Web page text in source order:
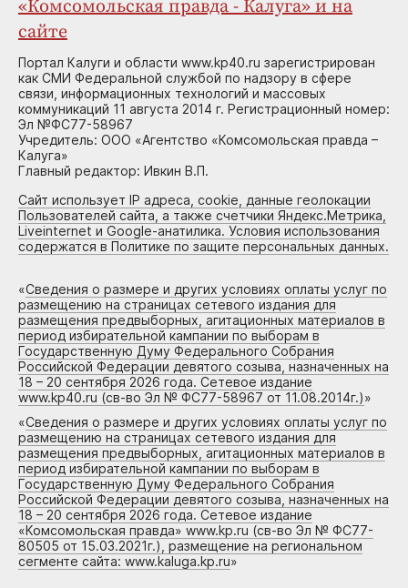
«Комсомольская правда - Калуга» и на
сайте
Портал Калуги и области www.kp40.ru зарегистрирован
как СМИ Федеральной службой по надзору в сфере
связи, информационных технологий и массовых
коммуникаций 11 августа 2014 г. Регистрационный номер:
Эл №ФС77-58967
Учредитель: ООО «Агентство «Комсомольская правда –
Калуга»
Главный редактор: Ивкин В.П.
Сайт использует IP адреса, cookie, данные геолокации
Пользователей сайта, а также счетчики Яндекс.Метрика,
Liveinternet и Google-анатилика. Условия использования
содержатся в Политике по защите персональных данных.
«Сведения о размере и других условиях оплаты услуг по
размещению на страницах сетевого издания для
размещения предвыборных, агитационных материалов в
период избирательной кампании по выборам в
Государственную Думу Федерального Собрания
Российской Федерации девятого созыва, назначенных на
18 – 20 сентября 2026 года. Сетевое издание
www.kp40.ru (св-во Эл № ФС77-58967 от 11.08.2014г.)»
«Сведения о размере и других условиях оплаты услуг по
размещению на страницах сетевого издания для
размещения предвыборных, агитационных материалов в
период избирательной кампании по выборам в
Государственную Думу Федерального Собрания
Российской Федерации девятого созыва, назначенных на
18 – 20 сентября 2026 года. Сетевое издание
«Комсомольская правда» www.kp.ru (св-во Эл № ФС77-
80505 от 15.03.2021г.), размещение на региональном
сегменте сайта: www.kaluga.kp.ru»